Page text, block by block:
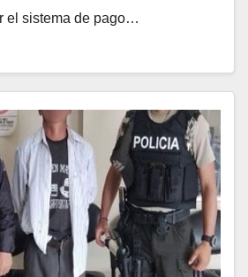
el sistema de pago…